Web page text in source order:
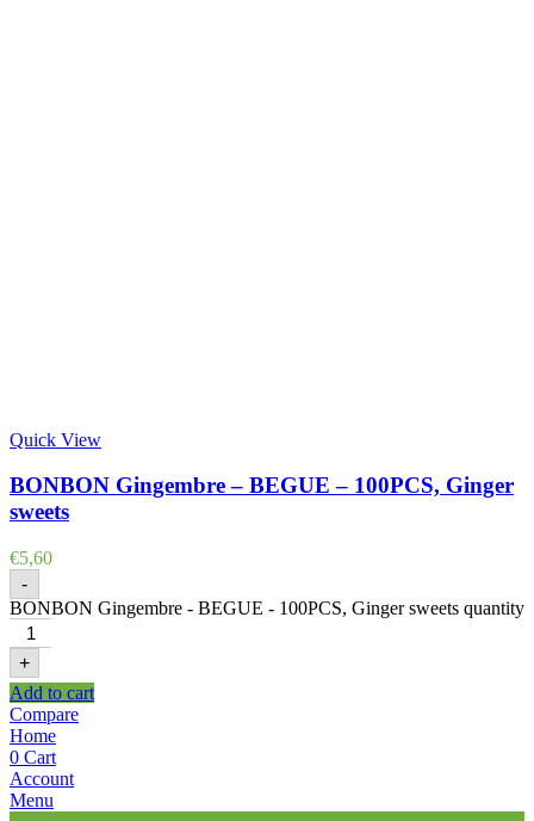
Quick View
BONBON Gingembre – BEGUE – 100PCS, Ginger
sweets
€5,60
-
BONBON Gingembre - BEGUE - 100PCS, Ginger sweets quantity
+
Add to cart
Compare
Home
0 Cart
Account
Menu